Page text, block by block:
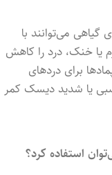
گیاهی می‌توانند با
خنک، درد را کاهش
برای دردهای
یا شدید دیسک کمر